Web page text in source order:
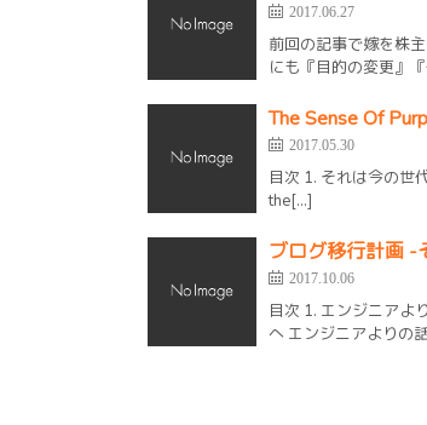
2017.06.27
前回の記事で嫁を株
にも『目的の変更』
The Sense Of
2017.05.30
目次 1. それは今の世
the[…]
ブログ移行計画 -
2017.10.06
目次 1. エンジニアよ
へ エンジニアよりの